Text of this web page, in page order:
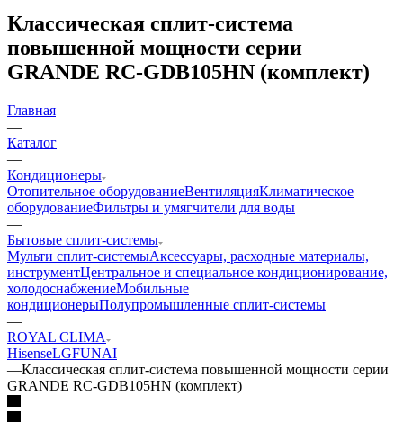
Классическая сплит-система
повышенной мощности серии
GRANDE RC-GDB105HN (комплект)
Главная
—
Каталог
—
Кондиционеры
Отопительное оборудованиеВентиляцияКлиматическое
оборудованиеФильтры и умягчители для воды
—
Бытовые сплит-системы
Мульти сплит-системыАксессуары, расходные материалы,
инструментЦентральное и специальное кондиционирование,
холодоснабжениеМобильные
кондиционерыПолупромышленные сплит-системы
—
ROYAL CLIMA
HisenseLGFUNAI
—Классическая сплит-система повышенной мощности серии
GRANDE RC-GDB105HN (комплект)